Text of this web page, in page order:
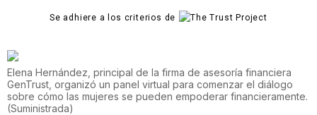
Se adhiere a los criterios de
Elena Hernández, principal de la firma de asesoría financiera
GenTrust, organizó un panel virtual para comenzar el diálogo
sobre cómo las mujeres se pueden empoderar financieramente.
(Suministrada)